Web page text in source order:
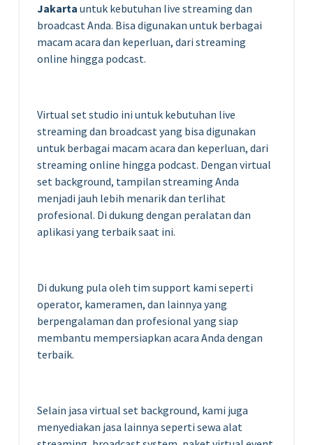
Jakarta untuk kebutuhan live streaming dan
broadcast Anda. Bisa digunakan untuk berbagai
macam acara dan keperluan, dari streaming
online hingga podcast.
Virtual set studio ini untuk kebutuhan live
streaming dan broadcast yang bisa digunakan
untuk berbagai macam acara dan keperluan, dari
streaming online hingga podcast. Dengan virtual
set background, tampilan streaming Anda
menjadi jauh lebih menarik dan terlihat
profesional. Di dukung dengan peralatan dan
aplikasi yang terbaik saat ini.
Di dukung pula oleh tim support kami seperti
operator, kameramen, dan lainnya yang
berpengalaman dan profesional yang siap
membantu mempersiapkan acara Anda dengan
terbaik.
Selain jasa virtual set background, kami juga
menyediakan jasa lainnya seperti sewa alat